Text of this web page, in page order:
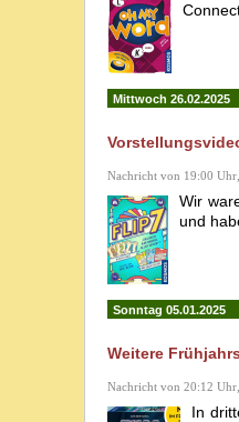
Mittwoch 26.02.2025
Nachricht von 19:00
Wir
und
Sonntag 05.01.2025
Weitere
Nachricht von 20:12
In